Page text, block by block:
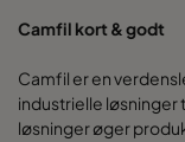
Camfil kort & godt
Camfil er en
industrielle
løsninger øger